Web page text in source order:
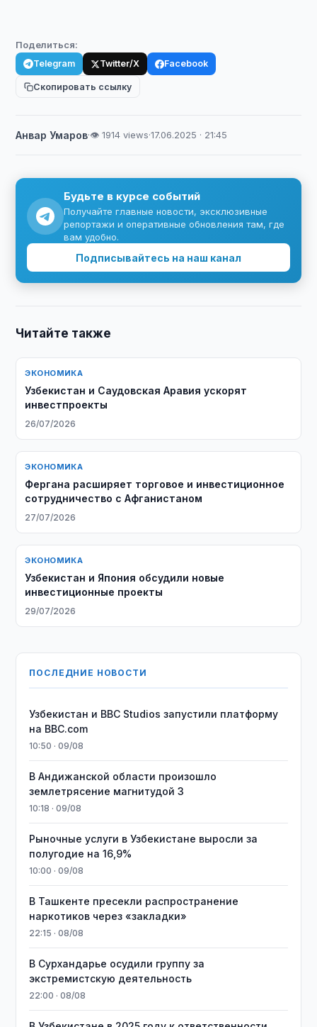
Поделиться:
Telegram Twitter/X Facebook
Скопировать ссылку
Анвар Умаров·👁 1914 views·17.06.2025 · 21:45
Будьте в курсе событий
Получайте главные новости, эксклюзивные
репортажи и оперативные обновления там, где
вам удобно.
Подписывайтесь на наш канал
Читайте также
ЭКОНОМИКА
Узбекистан и Саудовская Аравия ускорят
инвестпроекты
26/07/2026
ЭКОНОМИКА
Фергана расширяет торговое и инвестиционное
сотрудничество с Афганистаном
27/07/2026
ЭКОНОМИКА
Узбекистан и Япония обсудили новые
инвестиционные проекты
29/07/2026
ПОСЛЕДНИЕ НОВОСТИ
Узбекистан и BBC Studios запустили платформу
на BBC.com
10:50 · 09/08
В Андижанской области произошло
землетрясение магнитудой 3
10:18 · 09/08
Рыночные услуги в Узбекистане выросли за
полугодие на 16,9%
10:00 · 09/08
В Ташкенте пресекли распространение
наркотиков через «закладки»
22:15 · 08/08
В Сурхандарье осудили группу за
экстремистскую деятельность
22:00 · 08/08